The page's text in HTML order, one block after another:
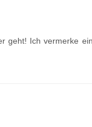
geht! Ich vermerke